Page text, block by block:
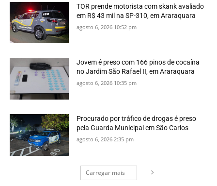
TOR prende motorista com skank avaliado
em R$ 43 mil na SP-310, em Araraquara
agosto 6, 2026 10:52 pm
Jovem é preso com 166 pinos de cocaína
no Jardim São Rafael II, em Araraquara
agosto 6, 2026 10:35 pm
Procurado por tráfico de drogas é preso
pela Guarda Municipal em São Carlos
agosto 6, 2026 2:35 pm
Carregar mais